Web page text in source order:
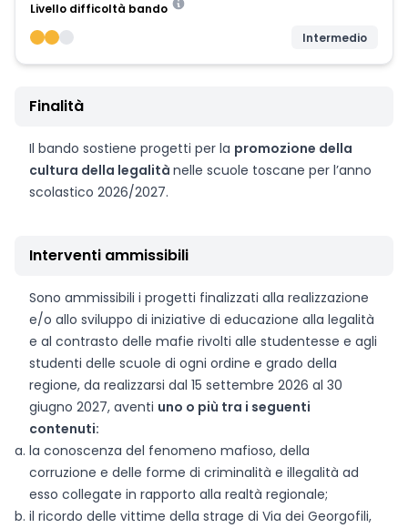
Livello difficoltà bando
Intermedio
Finalità
Il bando sostiene progetti per la promozione della
cultura della legalità nelle scuole toscane per l’anno
scolastico 2026/2027.
Interventi ammissibili
Sono ammissibili i progetti finalizzati alla realizzazione
e/o allo sviluppo di iniziative di educazione alla legalità
e al contrasto delle mafie rivolti alle studentesse e agli
studenti delle scuole di ogni ordine e grado della
regione, da realizzarsi dal 15 settembre 2026 al 30
giugno 2027, aventi uno o più tra i seguenti
contenuti:
la conoscenza del fenomeno mafioso, della
corruzione e delle forme di criminalità e illegalità ad
esso collegate in rapporto alla realtà regionale;
il ricordo delle vittime della strage di Via dei Georgofili,